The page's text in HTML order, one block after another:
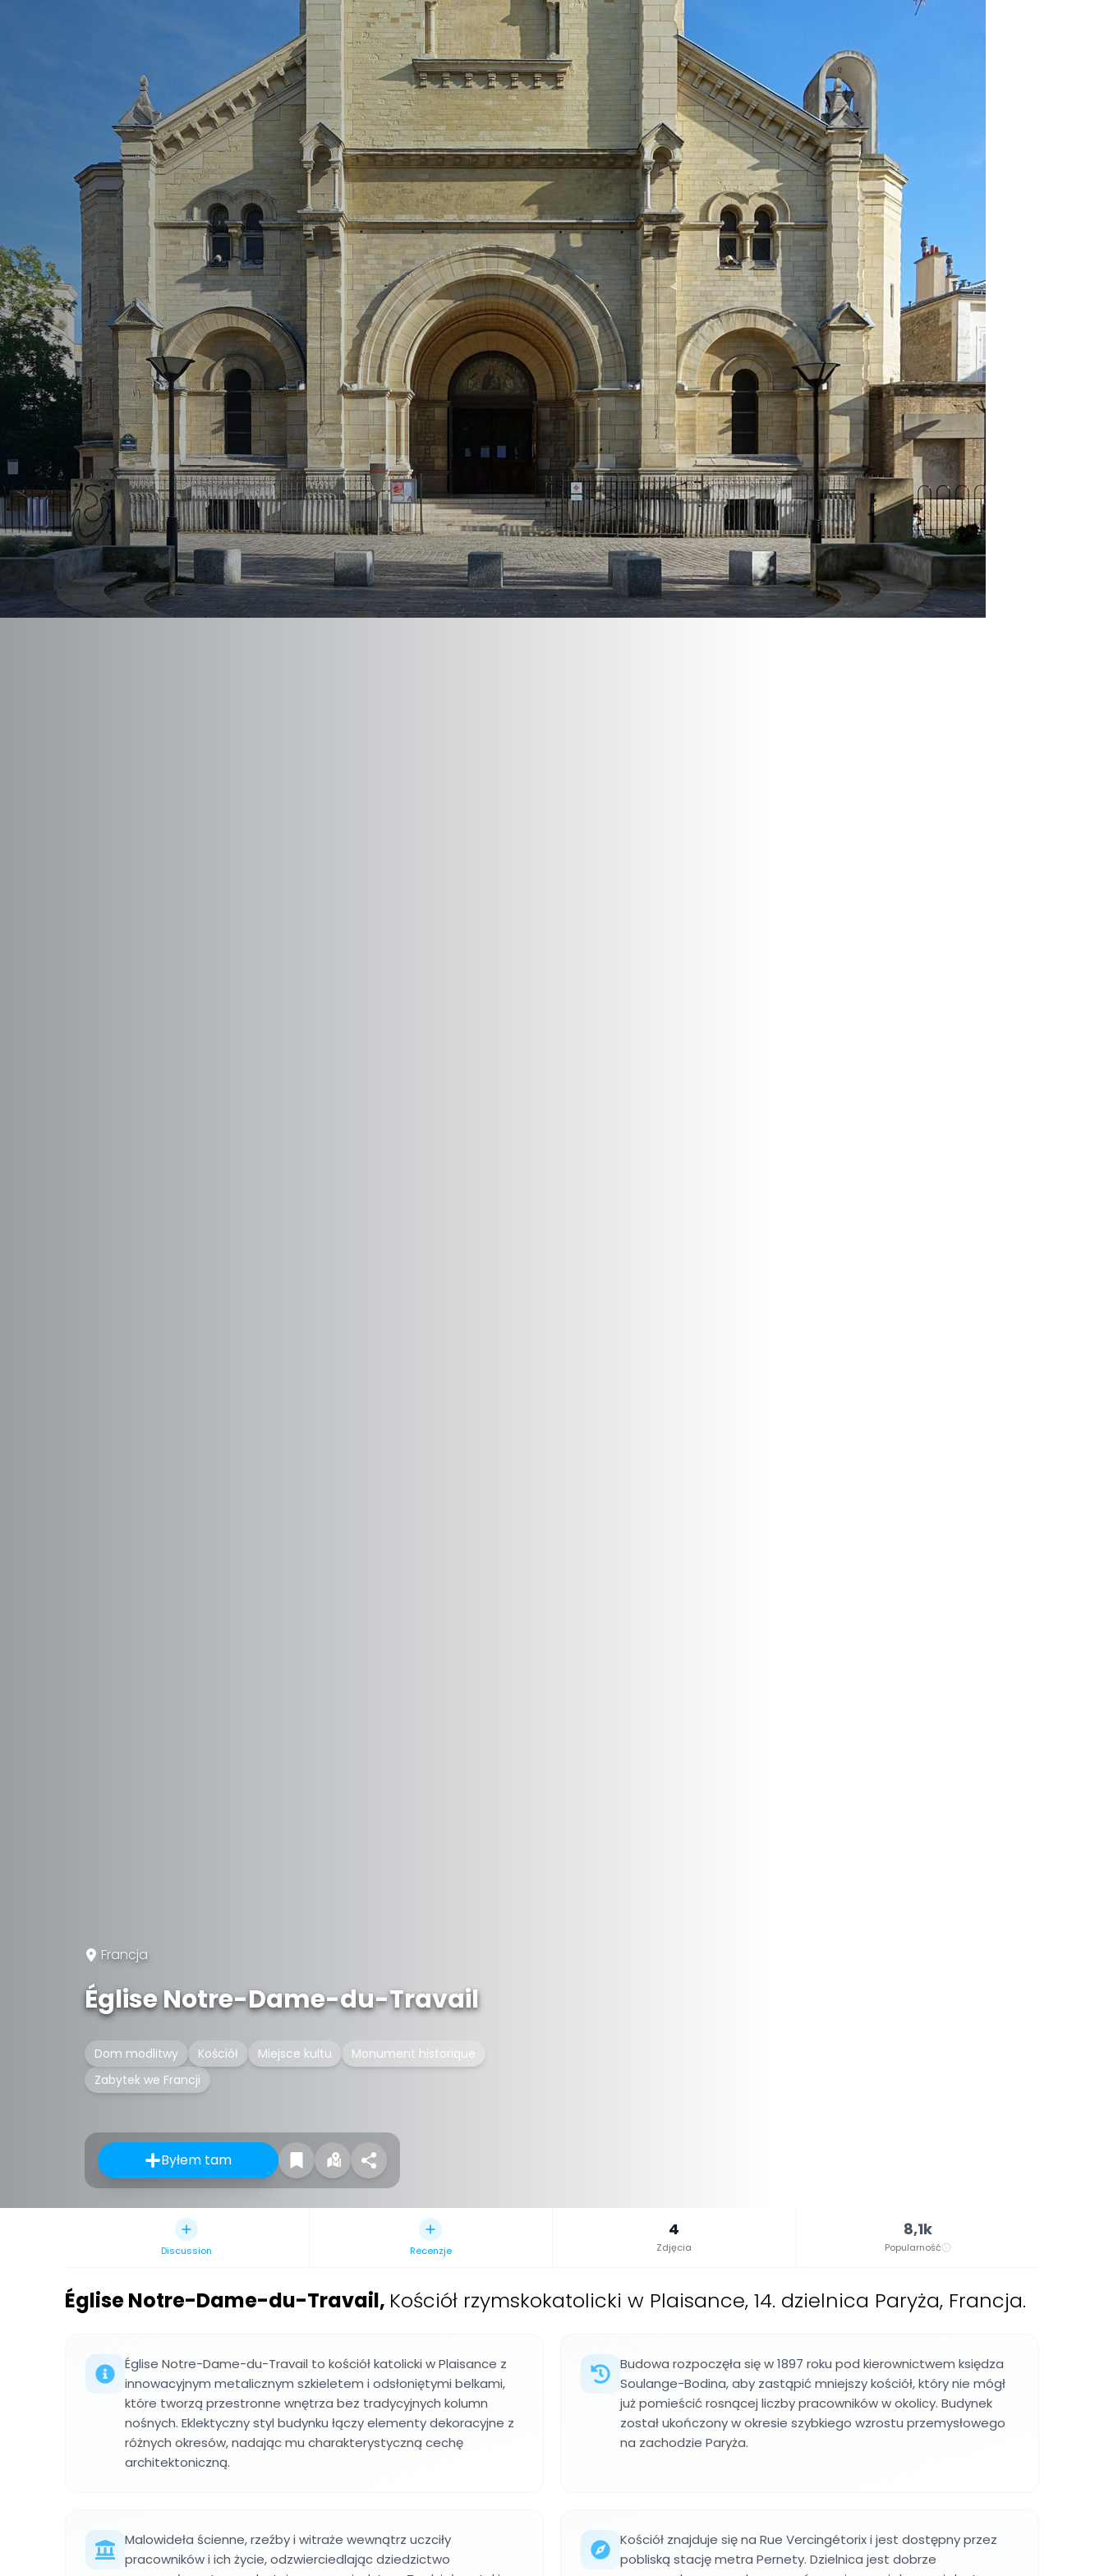
Francja
Église Notre-Dame-du-Travail
Dom modlitwy Kościół Miejsce kultu
Monument historique
Zabytek we Francji
Byłem tam
Discussion Recenzje
4
Zdjęcia
8,1k
Popularność
Église Notre-Dame-du-Travail, Kościół rzymskokatolicki w Plaisance, 14. dzielnica Paryża, Francja.
Église Notre-Dame-du-Travail to kościół katolicki w Plaisance z
innowacyjnym metalicznym szkieletem i odsłoniętymi belkami,
które tworzą przestronne wnętrza bez tradycyjnych kolumn
nośnych. Eklektyczny styl budynku łączy elementy dekoracyjne z
różnych okresów, nadając mu charakterystyczną cechę
architektoniczną.
Budowa rozpoczęła się w 1897 roku pod kierownictwem księdza
Soulange-Bodina, aby zastąpić mniejszy kościół, który nie mógł
już pomieścić rosnącej liczby pracowników w okolicy. Budynek
został ukończony w okresie szybkiego wzrostu przemysłowego
na zachodzie Paryża.
Malowideła ścienne, rzeźby i witraże wewnątrz uczciły
pracowników i ich życie, odzwierciedlając dziedzictwo
Kościół znajduje się na Rue Vercingétorix i jest dostępny przez
pobliską stację metra Pernety. Dzielnica jest dobrze